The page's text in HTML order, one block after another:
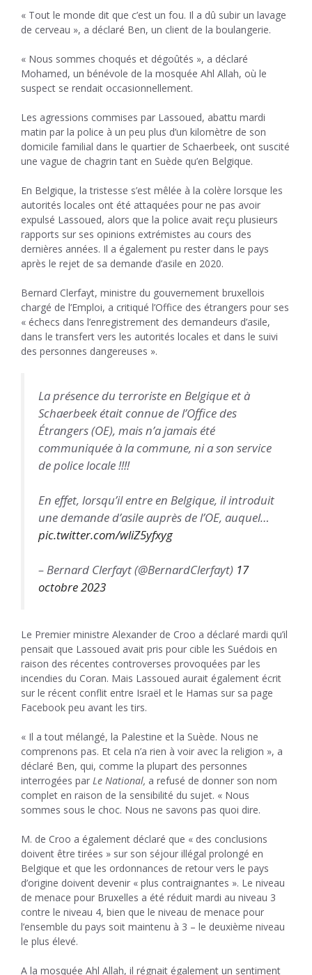
« Tout le monde dit que c’est un fou. Il a dû subir un lavage
de cerveau », a déclaré Ben, un client de la boulangerie.
« Nous sommes choqués et dégoûtés », a déclaré
Mohamed, un bénévole de la mosquée Ahl Allah, où le
suspect se rendait occasionnellement.
Les agressions commises par Lassoued, abattu mardi
matin par la police à un peu plus d’un kilomètre de son
domicile familial dans le quartier de Schaerbeek, ont suscité
une vague de chagrin tant en Suède qu’en Belgique.
En Belgique, la tristesse s’est mêlée à la colère lorsque les
autorités locales ont été attaquées pour ne pas avoir
expulsé Lassoued, alors que la police avait reçu plusieurs
rapports sur ses opinions extrémistes au cours des
dernières années. Il a également pu rester dans le pays
après le rejet de sa demande d’asile en 2020.
Bernard Clerfayt, ministre du gouvernement bruxellois
chargé de l’Emploi, a critiqué l’Office des étrangers pour ses
« échecs dans l’enregistrement des demandeurs d’asile,
dans le transfert vers les autorités locales et dans le suivi
des personnes dangereuses ».
La présence du terroriste en Belgique et à
Schaerbeek était connue de l’Office des
Étrangers (OE), mais n’a jamais été
communiquée à la commune, ni a son service
de police locale !!!!
En effet, lorsqu’il entre en Belgique, il introduit
une demande d’asile auprès de l’OE, auquel…
pic.twitter.com/wliZ5yfxyg
– Bernard Clerfayt (@BernardClerfayt) 17
octobre 2023
Le Premier ministre Alexander de Croo a déclaré mardi qu’il
pensait que Lassoued avait pris pour cible les Suédois en
raison des récentes controverses provoquées par les
incendies du Coran. Mais Lassoued aurait également écrit
sur le récent conflit entre Israël et le Hamas sur sa page
Facebook peu avant les tirs.
« Il a tout mélangé, la Palestine et la Suède. Nous ne
comprenons pas. Et cela n’a rien à voir avec la religion », a
déclaré Ben, qui, comme la plupart des personnes
interrogées par Le National, a refusé de donner son nom
complet en raison de la sensibilité du sujet. « Nous
sommes sous le choc. Nous ne savons pas quoi dire.
M. de Croo a également déclaré que « des conclusions
doivent être tirées » sur son séjour illégal prolongé en
Belgique et que les ordonnances de retour vers le pays
d’origine doivent devenir « plus contraignantes ». Le niveau
de menace pour Bruxelles a été réduit mardi au niveau 3
contre le niveau 4, bien que le niveau de menace pour
l’ensemble du pays soit maintenu à 3 – le deuxième niveau
le plus élevé.
A la mosquée Ahl Allah, il régnait également un sentiment